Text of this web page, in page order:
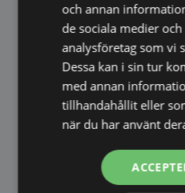
Läs mer
30. april 2026
La Piccola – kompakt
restaurang och café
Läs mer
Rational iHexagon
och annan
de sociala medier
analysföretag som vi
Dessa kan i sin tur
med annan
tillhandahållit eller
när du har använt